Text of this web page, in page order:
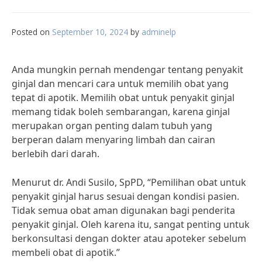
Posted on September 10, 2024 by adminelp
Anda mungkin pernah mendengar tentang penyakit
ginjal dan mencari cara untuk memilih obat yang
tepat di apotik. Memilih obat untuk penyakit ginjal
memang tidak boleh sembarangan, karena ginjal
merupakan organ penting dalam tubuh yang
berperan dalam menyaring limbah dan cairan
berlebih dari darah.
Menurut dr. Andi Susilo, SpPD, “Pemilihan obat untuk
penyakit ginjal harus sesuai dengan kondisi pasien.
Tidak semua obat aman digunakan bagi penderita
penyakit ginjal. Oleh karena itu, sangat penting untuk
berkonsultasi dengan dokter atau apoteker sebelum
membeli obat di apotik.”